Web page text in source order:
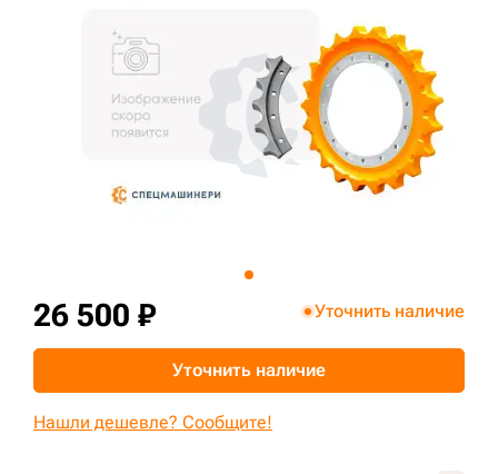
26 500 ₽ Уточнить наличие
Уточнить наличие
Нашли дешевле? Сообщите!
3D тур по производству
3D тур по складам
+7 (499) 394-50-93